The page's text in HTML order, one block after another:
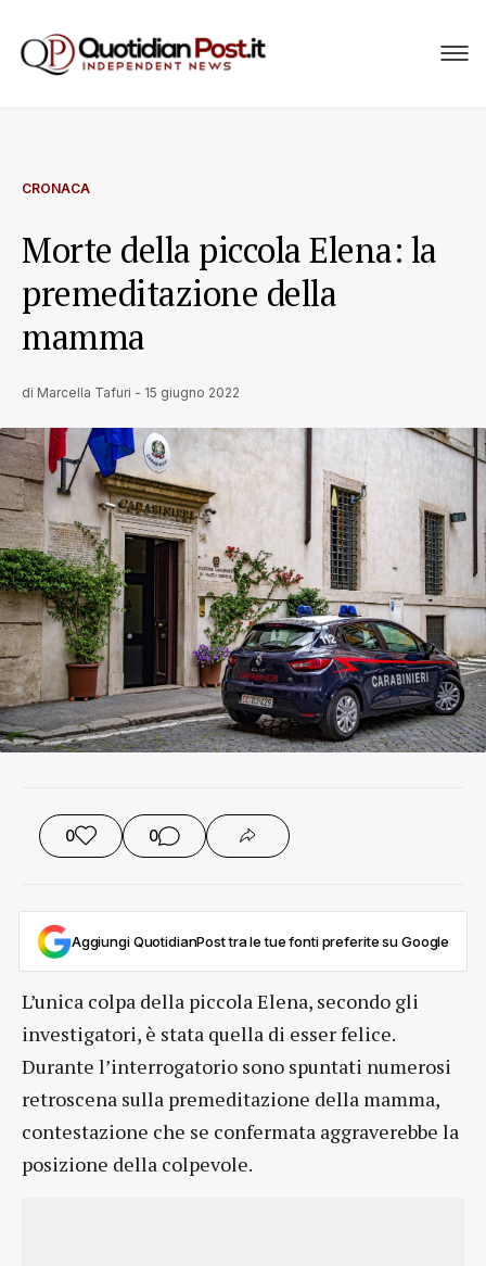
CRONACA
Morte della piccola Elena: la
premeditazione della
mamma
di Marcella Tafuri - 15 giugno 2022
0 0
Aggiungi QuotidianPost tra le tue fonti preferite su Google
L’unica colpa della piccola Elena, secondo gli
investigatori, è stata quella di esser felice.
Durante l’interrogatorio sono spuntati numerosi
retroscena sulla premeditazione della mamma,
contestazione che se confermata aggraverebbe la
posizione della colpevole.